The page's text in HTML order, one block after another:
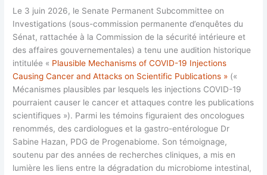
Le 3 juin 2026, le Senate Permanent Subcommittee on
Investigations (sous-commission permanente d’enquêtes du
Sénat, rattachée à la Commission de la sécurité intérieure et
des affaires gouvernementales) a tenu une audition historique
intitulée « Plausible Mechanisms of COVID-19 Injections
Causing Cancer and Attacks on Scientific Publications » («
Mécanismes plausibles par lesquels les injections COVID-19
pourraient causer le cancer et attaques contre les publications
scientifiques »). Parmi les témoins figuraient des oncologues
renommés, des cardiologues et la gastro-entérologue Dr
Sabine Hazan, PDG de Progenabiome. Son témoignage,
soutenu par des années de recherches cliniques, a mis en
lumière les liens entre la dégradation du microbiome intestinal,